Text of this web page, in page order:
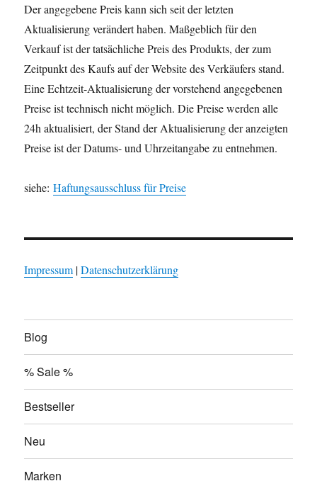
Der angegebene Preis kann sich seit der letzten
Aktualisierung verändert haben. Maßgeblich für den
Verkauf ist der tatsächliche Preis des Produkts, der zum
Zeitpunkt des Kaufs auf der Website des Verkäufers stand.
Eine Echtzeit-Aktualisierung der vorstehend angegebenen
Preise ist technisch nicht möglich. Die Preise werden alle
24h aktualisiert, der Stand der Aktualisierung der anzeigten
Preise ist der Datums- und Uhrzeitangabe zu entnehmen.
siehe:Haftungsausschluss für Preise
Impressum |Datenschutzerklärung
Blog
% Sale %
Bestseller
Neu
Marken